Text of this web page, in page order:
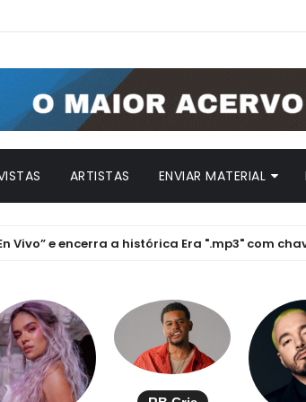
ARTISTAS ENVIAR MATERIAL
encerra a histórica Era ".mp3" com chave de